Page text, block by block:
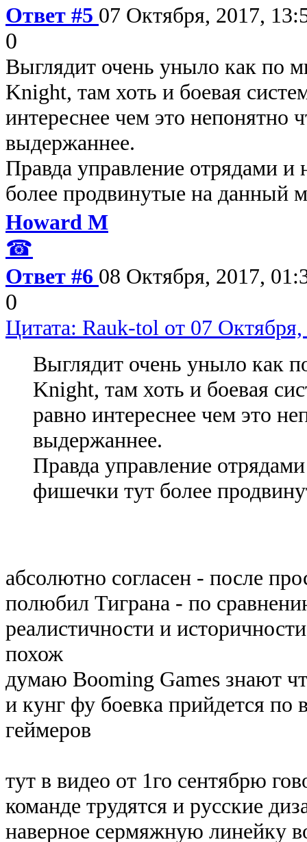
Ответ #5 07 Октября, 2017,
0
Выглядит очень уныло как по
Knight, там хоть и боевая
интереснее чем это непонятно
выдержаннее.
Правда управление отрядами
более продвинутые на данный
Howard M
☎
Ответ #6 08 Октября, 2017,
0
Цитата: Rauk-tol от 07
Выглядит очень уныло как
Knight, там хоть и боевая
равно интереснее чем это
выдержаннее.
Правда управление
фишечки тут более
абсолютно согласен - после
полюбил Тиграна - по
реалистичности и
похож
думаю Booming Games знают
и кунг фу боевка прийдется по
геймеров
тут в видео от 1го сентябрю
команде трудятся и русские
наверное сермяжную линейку